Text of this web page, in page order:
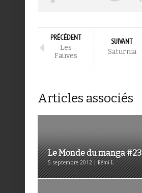
PRÉCÉDENT
Les
Fauves
SUIVANT
Saturnia
Articles associés
Le Monde du manga #23
5 septembre 2012 | Rémi I.